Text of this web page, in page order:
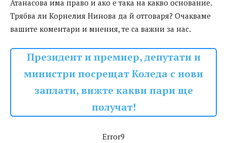
Атанасова има право и ако е така на какво основание.
Трябва ли Корнелия Нинова да й отговаря? Очакваме
вашите коментари и мнения, те са важни за нас.
Президент и премиер, депутати и
министри посрещат Коледа с нови
заплати, вижте какви пари ще
получат!
Error9